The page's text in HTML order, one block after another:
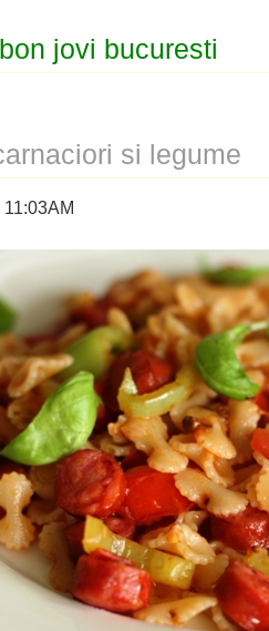
jovi bucuresti
si legume